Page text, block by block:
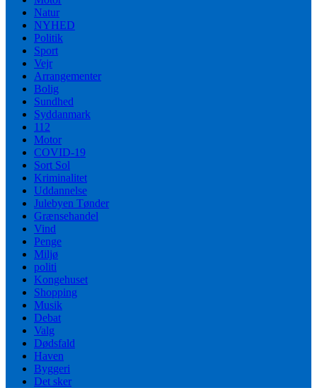
Natur
NYHED
Politik
Sport
Vejr
Arrangementer
Bolig
Sundhed
Syddanmark
112
Motor
COVID-19
Sort Sol
Kriminalitet
Uddannelse
Julebyen Tønder
Grænsehandel
Vind
Penge
Miljø
politi
Kongehuset
Shopping
Musik
Debat
Valg
Dødsfald
Haven
Byggeri
Det sker